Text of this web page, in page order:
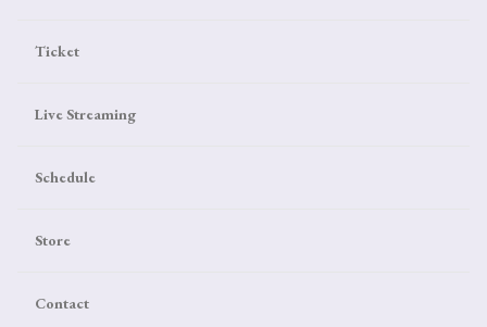
Ticket
Live Streaming
Schedule
Store
Contact